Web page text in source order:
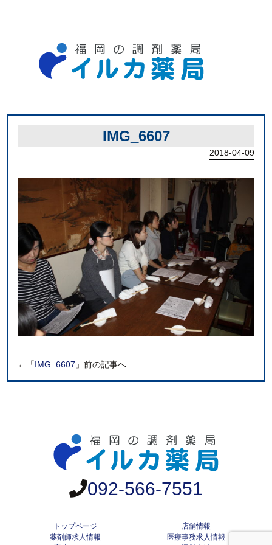
IMG_6607
2018-04-09
←「IMG_6607 」前の記事へ
092-566-7551
トップページ
店舗情報
薬剤師求人情報
医療事務求人情報